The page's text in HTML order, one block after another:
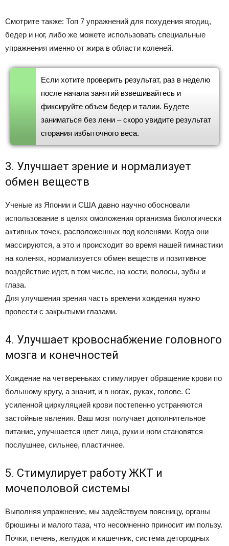
Смотрите также: Топ 7 упражнений для похудения ягодиц,
бедер и ног, либо же можете использовать специальные
упражнения именно от жира в области коленей.
Если хотите проверить результат, раз в неделю
после начала занятий взвешивайтесь и
фиксируйте объем бедер и талии. Будете
заниматься без лени – скоро увидите результат
сгорания избыточного веса.
3. Улучшает зрение и нормализует
обмен веществ
Ученые из Японии и США давно научно обосновали
использование в целях омоложения организма биологически
активных точек, расположенных под коленями. Когда они
массируются, а это и происходит во время нашей гимнастики
на коленях, нормализуется обмен веществ и позитивное
воздействие идет, в том числе, на кости, волосы, зубы и
глаза.
Для улучшения зрения часть времени хождения нужно
провести с закрытыми глазами.
4. Улучшает кровоснабжение головного
мозга и конечностей
Хождение на четвереньках стимулирует обращение крови по
большому кругу, а значит, и в ногах, руках, голове. С
усиленной циркуляцией крови постепенно устраняются
застойные явления. Ваш мозг получает дополнительное
питание, улучшается цвет лица, руки и ноги становятся
послушнее, сильнее, пластичнее.
5. Стимулирует работу ЖКТ и
мочеполовой системы
Выполняя упражнение, мы задействуем поясницу, органы
брюшины и малого таза, что несомненно приносит им пользу.
Почки, печень, желудок и кишечник, система детородных